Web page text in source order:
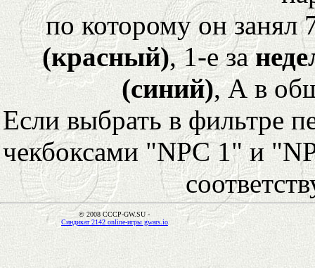
по которому он
(красный), 1-е за
(синий), А в
Если выбрать в фильтре
чекбоксами "NPC 1" и
© 2008 CCCP-GW.SU -
Синдикат 2142 online-игры gwars.io